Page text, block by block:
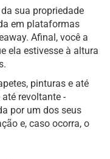
sua propriedade
em plataformas
Afinal, você a
ela estivesse à altura
pinturas e até
revoltante -
por um dos seus
e, caso ocorra, o